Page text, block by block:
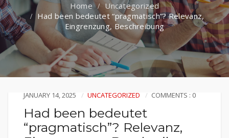
Uncategorized
Had been bedeutet “pragmatisch”? Relevanz,
Eingrenzung, Beschreibung
JANUARY 14, 2025 UNCATEGORIZED COMMENTS : 0
Had been bedeutet
“pragmatisch”? Relevanz,